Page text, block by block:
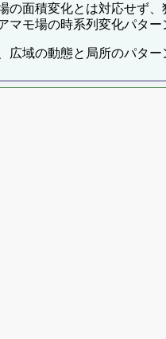
の面積変化とは対応せず
マモ場の時系列変化パタ
域の動態と局所のパタ